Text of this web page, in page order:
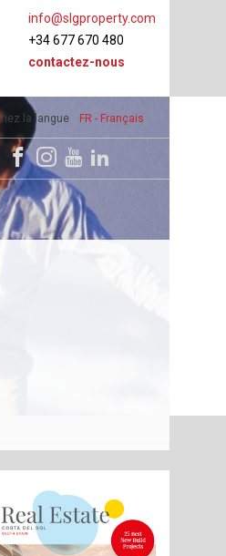
la langue FR - Français
info@slgproperty.com
+34 677 670 480
contactez-nous